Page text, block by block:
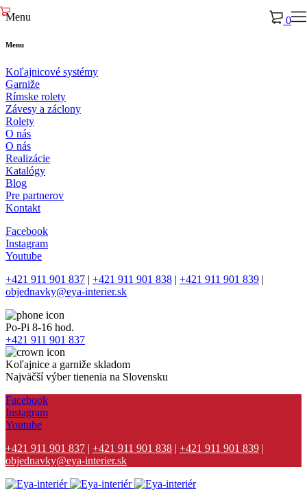
Menu
Menu
Koľajnicové systémy
Garniže
Rímske rolety
Závesy a záclony
Rolety
O nás
O nás
Realizácie
Katalógy
Blog
Pre partnerov
Kontakt
Facebook
Instagram
Youtube
+421 911 901 837 | +421 911 901 838 | +421 911 901 839 |
objednavky@eya-interier.sk
Po-Pi 8-16 hod.
+421 911 901 837
Koľajnice a garniže skladom
Najväčší výber tienenia na Slovensku
0
Facebook
Instagram
Youtube
+421 911 901 837 | +421 911 901 838 | +421 911 901 839 |
objednavky@eya-interier.sk